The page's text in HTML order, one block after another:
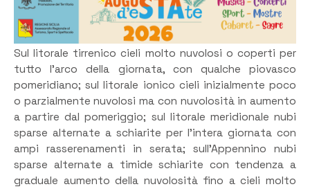
Sul litorale tirrenico cieli molto nuvolosi o coperti per
tutto l’arco della giornata, con qualche piovasco
pomeridiano; sul litorale ionico cieli inizialmente poco
o parzialmente nuvolosi ma con nuvolosità in aumento
a partire dal pomeriggio; sul litorale meridionale nubi
sparse alternate a schiarite per l’intera giornata con
ampi rasserenamenti in serata; sull’Appennino nubi
sparse alternate a timide schiarite con tendenza a
graduale aumento della nuvolosità fino a cieli molto